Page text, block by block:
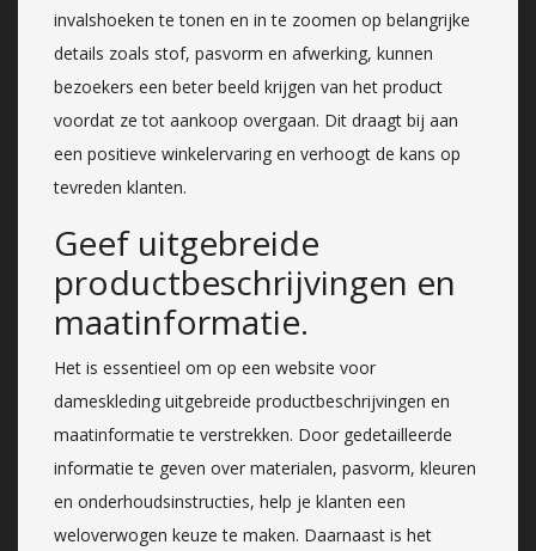
invalshoeken te tonen en in te zoomen op belangrijke
details zoals stof, pasvorm en afwerking, kunnen
bezoekers een beter beeld krijgen van het product
voordat ze tot aankoop overgaan. Dit draagt bij aan
een positieve winkelervaring en verhoogt de kans op
tevreden klanten.
Geef uitgebreide
productbeschrijvingen en
maatinformatie.
Het is essentieel om op een website voor
dameskleding uitgebreide productbeschrijvingen en
maatinformatie te verstrekken. Door gedetailleerde
informatie te geven over materialen, pasvorm, kleuren
en onderhoudsinstructies, help je klanten een
weloverwogen keuze te maken. Daarnaast is het